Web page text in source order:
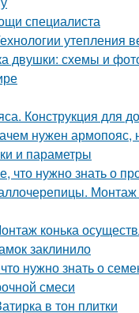
специалиста
схемы и
Конструкция для
нужен
и параметры
что нужно знать о
конька
заклинило
нужно знать о
смеси
в тон плитки